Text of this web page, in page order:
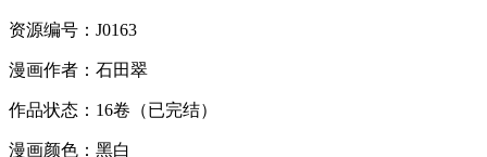
资源编号：J0163
漫画作者：石田翠
作品状态：16卷（已完结）
漫画颜色：黑白